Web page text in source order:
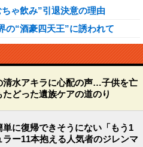
ゃ飲み”引退決意の理由
の“酒豪四天王”に誘われて
清水アキラに心配の声…子供を亡
たどった遺族ケアの道のり
に復帰できそうにない「もう1
ー11本抱える人気者のジレンマ